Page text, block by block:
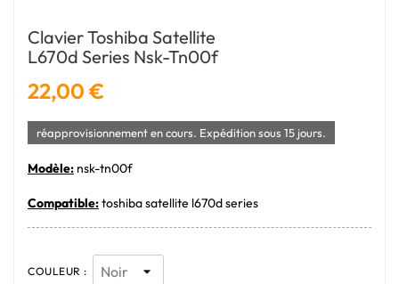
Clavier Toshiba Satellite
L670d Series Nsk-Tn00f
22,00 €
réapprovisionnement en cours. Expédition sous 15 jours.
Modèle: nsk-tn00f
Compatible:toshiba satellite l670d series
COULEUR :